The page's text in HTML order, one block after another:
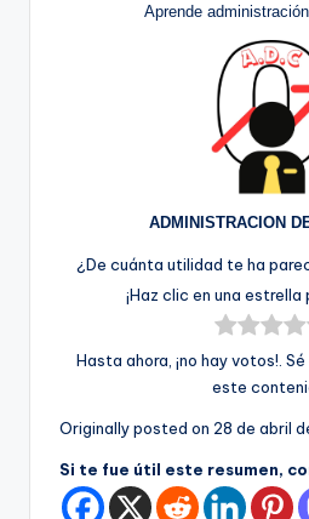
Aprende
ADMINISTRACION
¿De cuánta utilidad te ha
¡Haz clic en una estrella
Hasta ahora, ¡no hay votos!.
este
Originally posted on 28 de abril
Si te fue útil este resumen,